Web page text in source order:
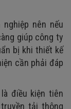
nên nếu
giúp công ty
bị khi thiết kế
cần phải đáp
điều kiện tiên
tải thông